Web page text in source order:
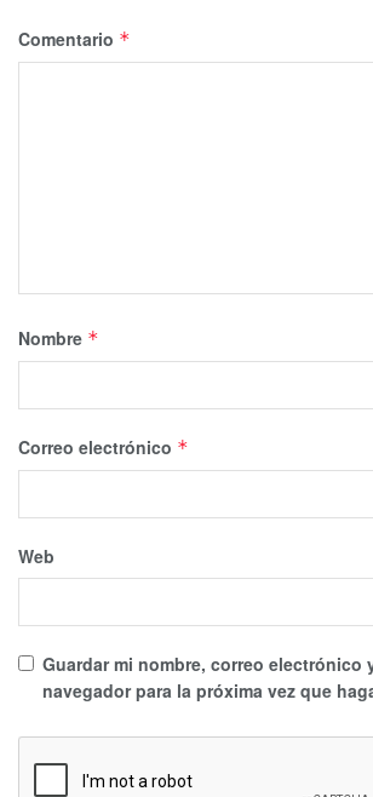
Comentario *
Nombre *
Correo electrónico *
Web
Guardar mi nombre, correo electrónico
navegador para la próxima vez que